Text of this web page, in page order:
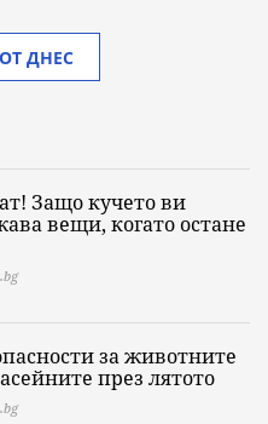
ДНЕС
Защо кучето ви
вещи, когато остане
за животните
през лятото